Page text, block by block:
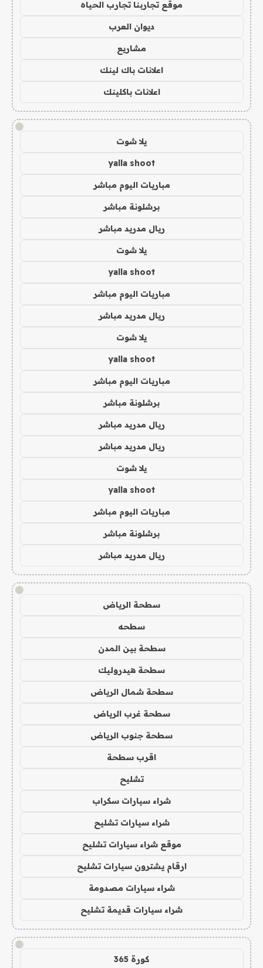
موقع تجاربنا تجارب الحياه
ديوان العرب
مشاريع
اعلانات باك لينك
اعلانات باكلينك
!
يلا شوت
yalla shoot
مباريات اليوم مباشر
برشلونة مباشر
ريال مدريد مباشر
يلا شوت
yalla shoot
مباريات اليوم مباشر
ريال مدريد مباشر
يلا شوت
yalla shoot
مباريات اليوم مباشر
برشلونة مباشر
ريال مدريد مباشر
ريال مدريد مباشر
يلا شوت
yalla shoot
مباريات اليوم مباشر
برشلونة مباشر
ريال مدريد مباشر
!
سطحة الرياض
سطحه
سطحة بين المدن
سطحة هيدروليك
سطحة شمال الرياض
سطحة غرب الرياض
سطحة جنوب الرياض
اقرب سطحة
تشليح
شراء سيارات سكراب
شراء سيارات تشليح
موقع شراء سيارات تشليح
ارقام يشترون سيارات تشليح
شراء سيارات مصدومة
شراء سيارات قديمة تشليح
!
كورة 365